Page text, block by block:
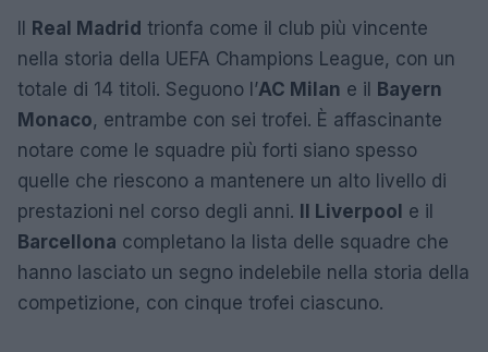
Real Madrid trionfa come il club più vincente
nella storia della UEFA Champions League, con un
totale di 14 titoli. Seguono l’AC Milan e il
Bayern
Monaco, entrambe con sei trofei. È affascinante
notare come le squadre più forti siano spesso
quelle che riescono a mantenere un alto livello di
prestazioni nel corso degli anni.
Il Liverpool e il
Barcellona completano la lista delle squadre che
hanno lasciato un segno indelebile nella storia della
competizione, con cinque trofei ciascuno.